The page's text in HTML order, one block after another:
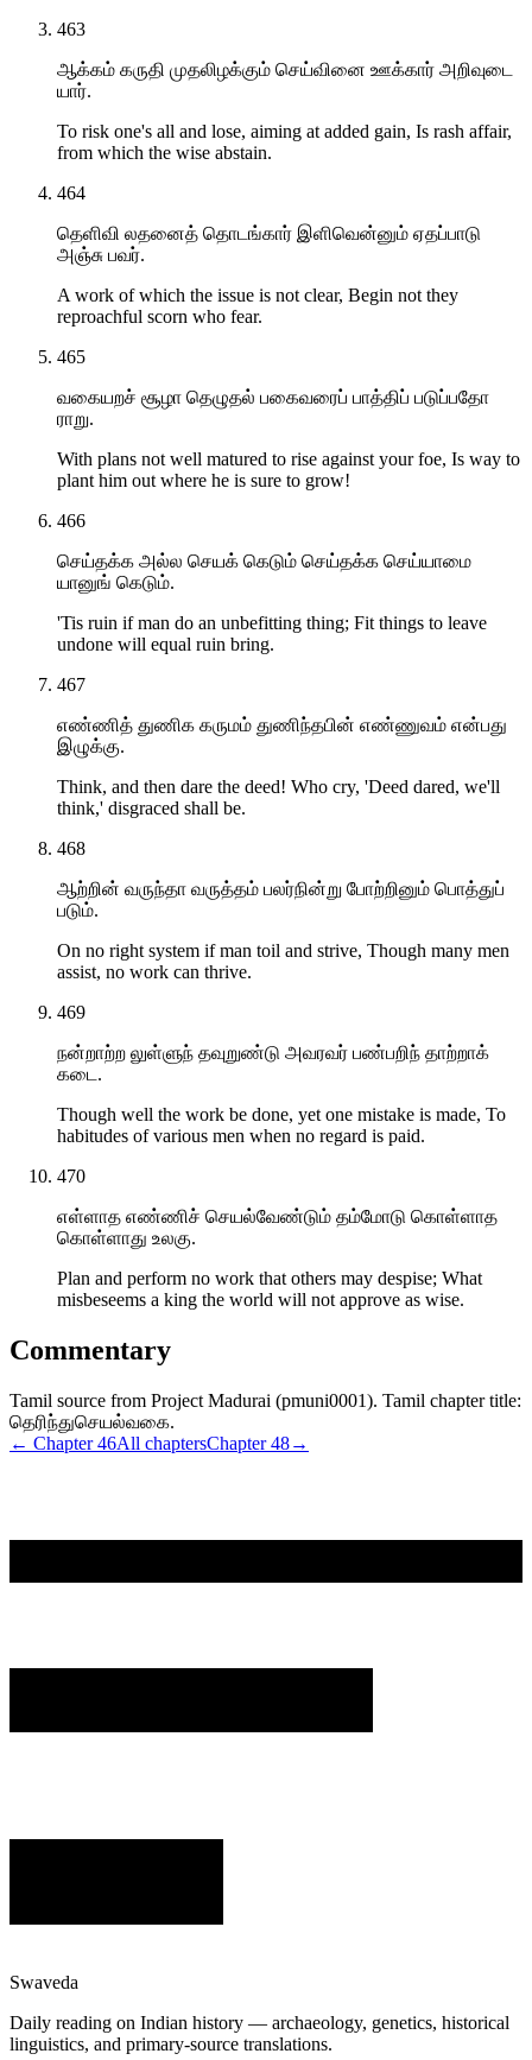
463
ஆக்கம் கருதி முதலிழக்கும் செய்வினை ஊக்கார் அறிவுடை
யார்.
To risk one's all and lose, aiming at added gain, Is rash affair,
from which the wise abstain.
464
தெளிவி லதனைத் தொடங்கார் இளிவென்னும் ஏதப்பாடு
அஞ்சு பவர்.
A work of which the issue is not clear, Begin not they
reproachful scorn who fear.
465
வகையறச் சூழா தெழுதல் பகைவரைப் பாத்திப் படுப்பதோ
ராறு.
With plans not well matured to rise against your foe, Is way to
plant him out where he is sure to grow!
466
செய்தக்க அல்ல செயக் கெடும் செய்தக்க செய்யாமை
யானுங் கெடும்.
'Tis ruin if man do an unbefitting thing; Fit things to leave
undone will equal ruin bring.
467
எண்ணித் துணிக கருமம் துணிந்தபின் எண்ணுவம் என்பது
இழுக்கு.
Think, and then dare the deed! Who cry, 'Deed dared, we'll
think,' disgraced shall be.
468
ஆற்றின் வருந்தா வருத்தம் பலர்நின்று போற்றினும் பொத்துப்
படும்.
On no right system if man toil and strive, Though many men
assist, no work can thrive.
469
நன்றாற்ற லுள்ளுந் தவுறுண்டு அவரவர் பண்பறிந் தாற்றாக்
கடை.
Though well the work be done, yet one mistake is made, To
habitudes of various men when no regard is paid.
470
எள்ளாத எண்ணிச் செயல்வேண்டும் தம்மோடு கொள்ளாத
கொள்ளாது உலகு.
Plan and perform no work that others may despise; What
misbeseems a king the world will not approve as wise.
Commentary
Tamil source from Project Madurai (pmuni0001). Tamil chapter title:
தெரிந்துசெயல்வகை.
← Chapter46All chaptersChapter48→
Swaveda
Daily reading on Indian history — archaeology, genetics, historical
linguistics, and primary-source translations.